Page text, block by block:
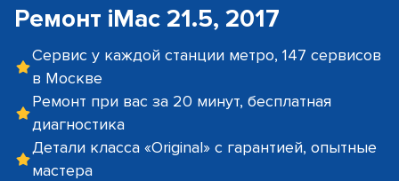
Ремонт iMac 21.5, 2017
Сервис у каждой станции метро, 147 сервисов
в Москве
Ремонт при вас за 20 минут, бесплатная
диагностика
Детали класса «Original» с гарантией, опытные
мастера